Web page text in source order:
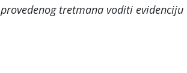
provedenog tretmana voditi